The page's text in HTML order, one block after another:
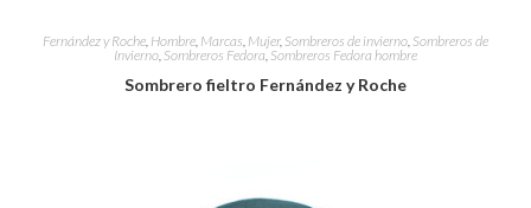
Fernández y Roche Hombre Marcas Mujer, Sombreros de invierno Sombreros de
Invierno Sombreros Fedora Sombreros Fedora hombre
Sombrero fieltro Fernández y Roche